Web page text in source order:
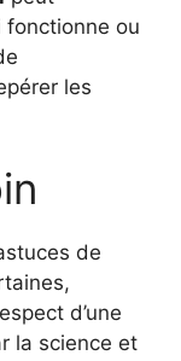
fonctionne ou
les
de
d’une
la science et